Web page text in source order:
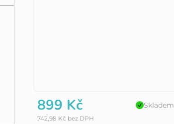
Skladem
742,98 Kč bez DPH
899 Kč